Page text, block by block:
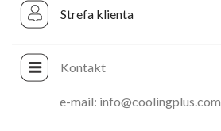
Strefa klienta
Kontakt
e-mail: info@coolingplus.com